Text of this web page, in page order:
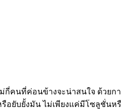
นที่ค่อนข้างจะน่าสนใจ ด้วยกา
ยับยั้งมัน ไม่เพียงแค่มีโซลูชั่น